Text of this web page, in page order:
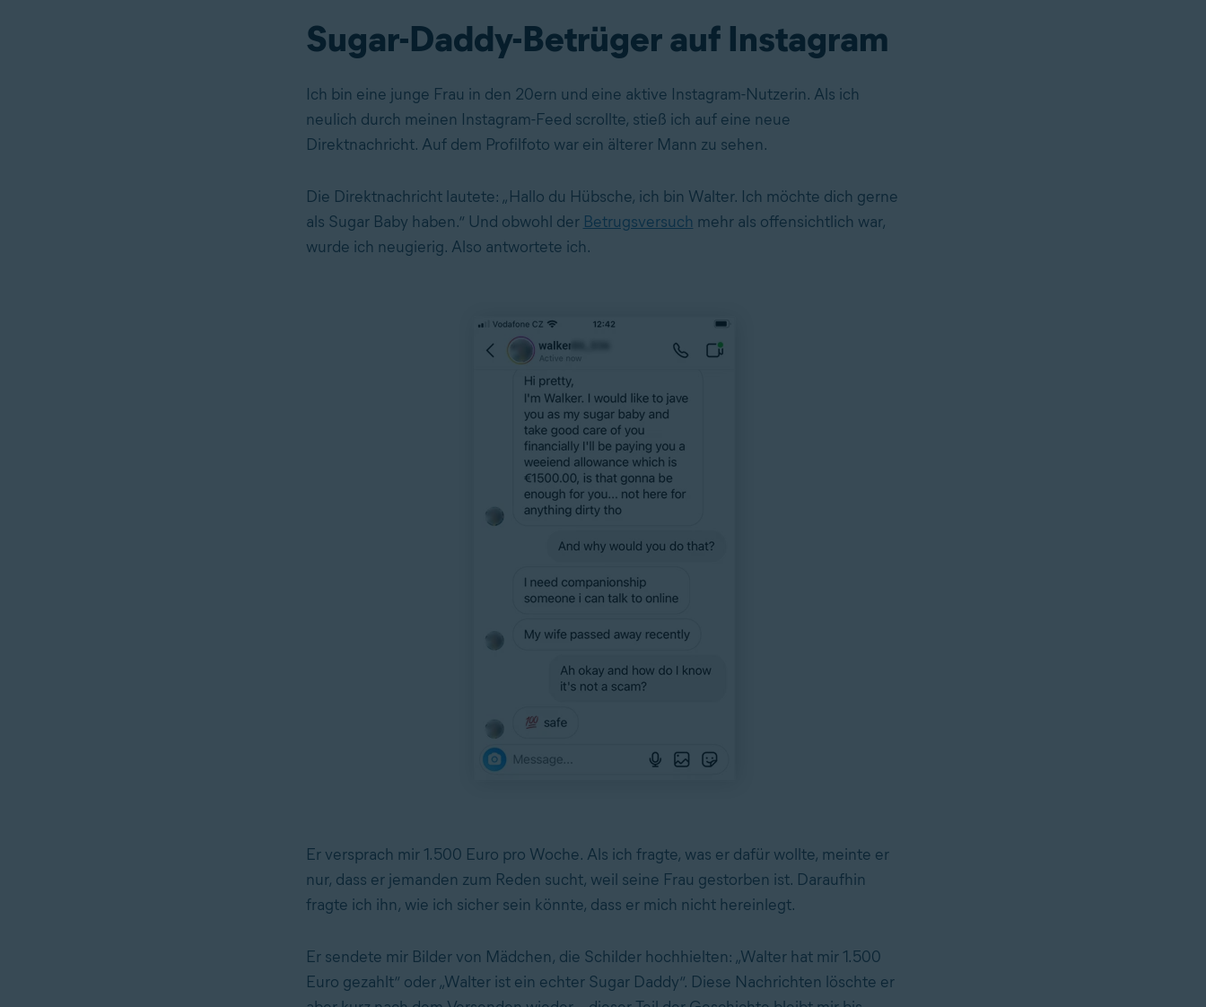
Sugar-Daddy-Betrüger auf Instagram
Ich bin eine junge Frau in den 20ern und eine aktive Instagram-Nutzerin. Als ich
neulich durch meinen Instagram-Feed scrollte, stieß ich auf eine neue
Direktnachricht. Auf dem Profilfoto war ein älterer Mann zu sehen.
Die Direktnachricht lautete: „Hallo du Hübsche, ich bin Walter. Ich möchte dich gerne
als Sugar Baby haben.“ Und obwohl der Betrugsversuch mehr als offensichtlich war,
wurde ich neugierig. Also antwortete ich.
Er versprach mir 1.500 Euro pro Woche. Als ich fragte, was er dafür wollte, meinte er
nur, dass er jemanden zum Reden sucht, weil seine Frau gestorben ist. Daraufhin
fragte ich ihn, wie ich sicher sein könnte, dass er mich nicht hereinlegt.
Er sendete mir Bilder von Mädchen, die Schilder hochhielten: „Walter hat mir 1.500
Euro gezahlt“ oder „Walter ist ein echter Sugar Daddy“. Diese Nachrichten löschte er